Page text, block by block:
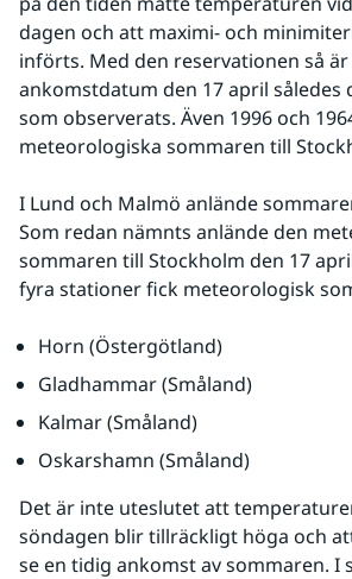
dagen och att maximi- och
införts. Med den reservationen så
ankomstdatum den 17 april således
som observerats. Även 1996 och
meteorologiska sommaren till
I Lund och Malmö anlände
Som redan nämnts anlände den
sommaren till Stockholm den 17
fyra stationer fick meteorologisk
Horn (Östergötland)
Gladhammar (Småland)
Kalmar (Småland)
Oskarshamn (Småland)
Det är inte uteslutet att
söndagen blir tillräckligt höga och
se en tidig ankomst av sommaren. I